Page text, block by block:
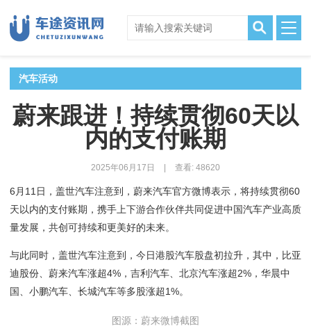
汽车活动
蔚来跟进！持续贯彻60天以
内的支付账期
2025年06月17日 查看: 48620
6月11日，盖世汽车注意到，蔚来汽车官方微博表示，将持续贯彻60
天以内的支付账期，携手上下游合作伙伴共同促进中国汽车产业高质
量发展，共创可持续和更美好的未来。
与此同时，盖世汽车注意到，今日港股汽车股盘初拉升，其中，比亚
迪股份、蔚来汽车涨超4%，吉利汽车、北京汽车涨超2%，华晨中
国、小鹏汽车、长城汽车等多股涨超1%。
图源：蔚来微博截图